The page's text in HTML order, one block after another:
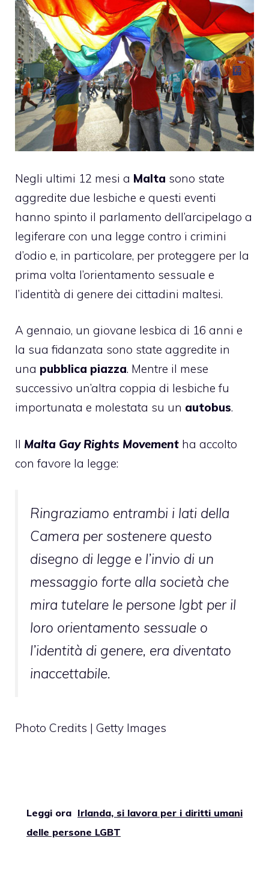
Negli ultimi 12 mesi a Malta sono state
aggredite due lesbiche e questi eventi
hanno spinto il parlamento dell’arcipelago a
legiferare con una legge contro i crimini
d’odio e, in particolare, per proteggere per la
prima volta l’orientamento sessuale e
l’identità di genere dei cittadini maltesi.
A gennaio, un giovane lesbica di 16 anni e
la sua fidanzata sono state aggredite in
una pubblica piazza. Mentre il mese
successivo un’altra coppia di lesbiche fu
importunata e molestata su un autobus.
Il Malta Gay Rights Movement ha accolto
con favore la legge:
Ringraziamo entrambi i lati della
Camera per sostenere questo
disegno di legge e l’invio di un
messaggio forte alla società che
mira tutelare le persone lgbt per il
loro orientamento sessuale o
l’identità di genere, era diventato
inaccettabile.
Photo Credits | Getty Images
Leggi ora Irlanda, si lavora per i diritti umani
delle persone LGBT